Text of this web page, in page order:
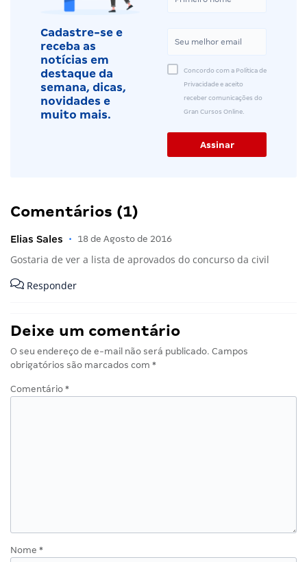
Cadastre-se e
receba as
notícias em
destaque da
semana, dicas,
novidades e
muito mais.
Concordo com a Política de
Privacidade e aceito
receber comunicações do
Gran Cursos Online.
Comentários (1)
Elias Sales • 18 de Agosto de 2016
Gostaria de ver a lista de aprovados do concurso da civil
Responder
Deixe um comentário
O seu endereço de e-mail não será publicado. Campos
obrigatórios são marcados com *
Comentário *
Nome *